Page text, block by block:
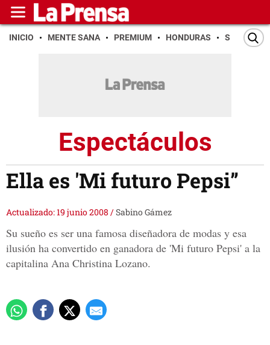
INICIO MENTE SANA PREMIUM HONDURAS SAN PEDRO
Espectáculos
Ella es 'Mi futuro Pepsi”
Actualizado: 19 junio 2008 /Sabino Gámez
Su sueño es ser una famosa diseñadora de modas y esa
ilusión ha convertido en ganadora de 'Mi futuro Pepsi' a la
capitalina Ana Christina Lozano.